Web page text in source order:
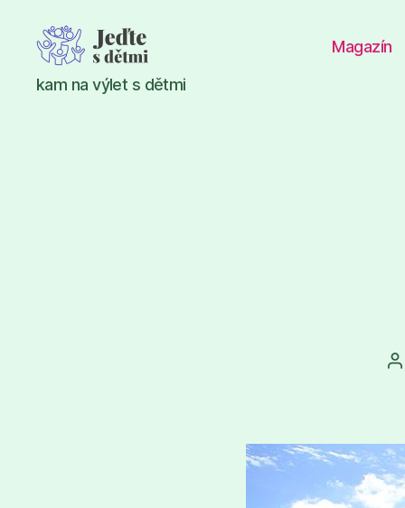
Jeďte
s
kam na výlet s dětmi
Magazín